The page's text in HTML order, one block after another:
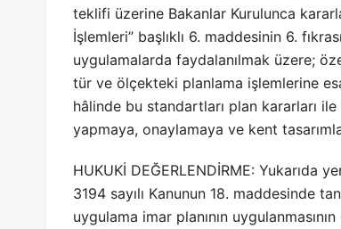
teklifi üzerine Bakanlar Kurulunca
İşlemleri” başlıklı 6. maddesinin 6.
uygulamalarda faydalanılmak üzere;
tür ve ölçekteki planlama işlemlerine
hâlinde bu standartları plan kararları
yapmaya, onaylamaya ve kent
HUKUKİ DEĞERLENDİRME:
3194 sayılı Kanunun 18. maddesinde
uygulama imar planının